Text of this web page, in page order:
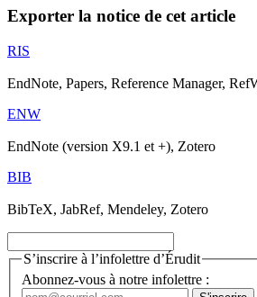
Exporter la notice de cet article
RIS
EndNote, Papers, Reference Manager,
ENW
EndNote (version X9.1 et +), Zotero
BIB
BibTeX, JabRef, Mendeley, Zotero
S’inscrire à l’infolettre d’Érudit
Abonnez-vous à notre infolettre :